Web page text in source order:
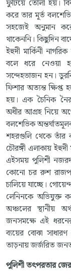
ফুটিয়ে তোলা হয়।
করে তার মূর্ত
সহজেই অনুমান
থাকেননি। কিছুদিন
ইহুদী মার্কিনী
বলে ধরে নেওয়া
সন্দেহভাজন হন।
ফিশার অত্যন্ত
হয়। এক চৈনিক
অধীর আগ্রহ নিয়ে
বলশেভিক
শহরগুলি থেকে তাঁর
চৌরঙ্গী এলাকায়
এইসময় পুলিশী
কোনো চর রুশ
চালিয়ে যাচ্ছে।
লেনিনকে অভিযুক্ত
অঞ্চলের স্থানীয়
জনসমক্ষে এই ধরনের
ব্যয়ের বোঝা
তাড়নায় জর্জরিত
পুলিশীতৎপরতার জের